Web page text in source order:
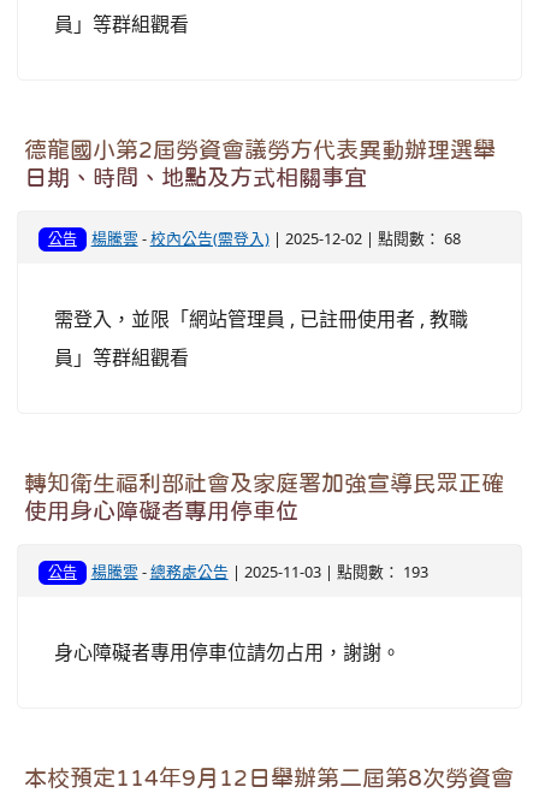
員」等群組觀看
德龍國小第2屆勞資會議勞方代表異動辦理選舉
日期、時間、地點及方式相關事宜
公告 楊騰雲 -校內公告(需登入)| 2025-12-02 | 點閱數： 68
需登入，並限「網站管理員 , 已註冊使用者 , 教職
員」等群組觀看
轉知衛生福利部社會及家庭署加強宣導民眾正確
使用身心障礙者專用停車位
公告 楊騰雲 -總務處公告 | 2025-11-03 | 點閱數： 193
身心障礙者專用停車位請勿占用，謝謝。
本校預定114年9月12日舉辦第二屆第8次勞資會